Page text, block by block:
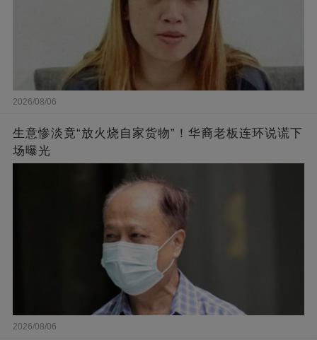
2026/08/06
生意惨淡竟“放火烧自家货物”！华裔老板连环说谎下
场曝光
2026/08/06